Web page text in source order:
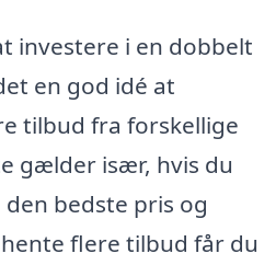
investere i en dobbelt
en god idé at
tilbud fra forskellige
gælder især, hvis du
bedste pris og
flere tilbud får du